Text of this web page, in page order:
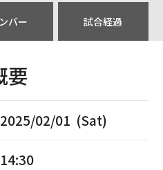
バー 試合経過
要
2025/02/01 (Sat)
14:30